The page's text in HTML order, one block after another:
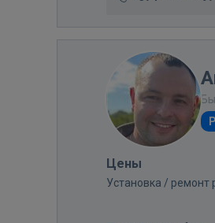
Цены
Установка / ремонт